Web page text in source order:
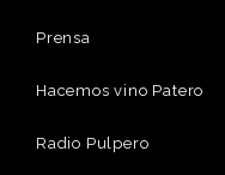
Prensa
Hacemos vino Patero
Radio Pulpero